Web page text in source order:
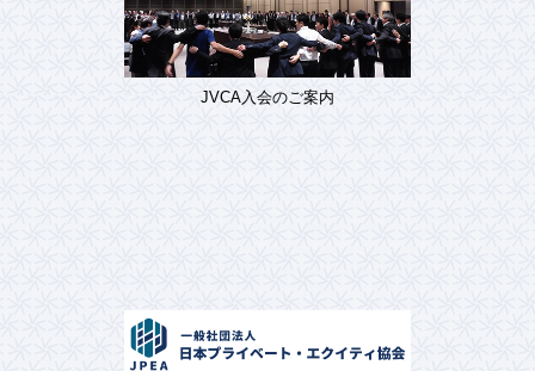
JVCA入会のご案内